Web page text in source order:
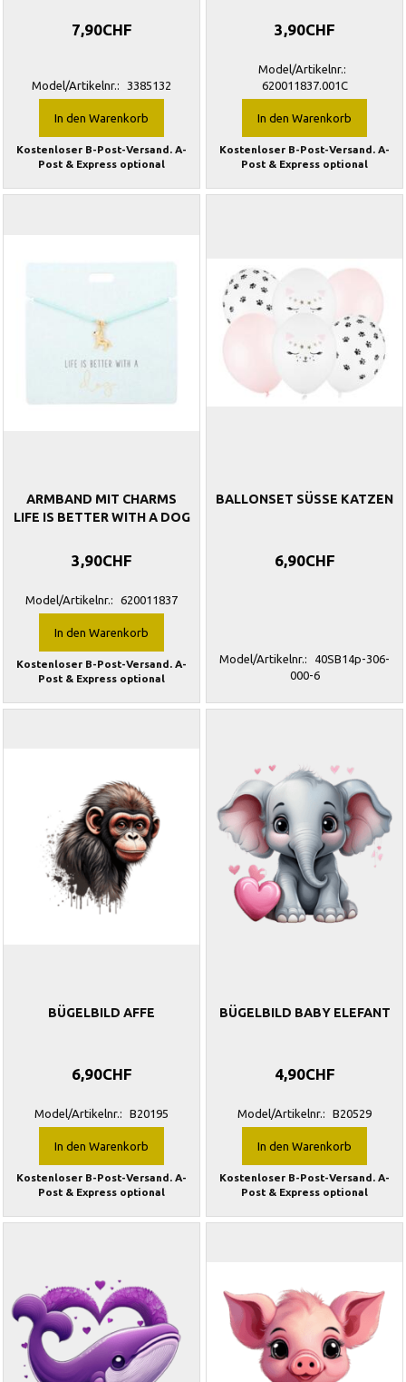
7,90CHF
Model/Artikelnr.: 3385132
In den Warenkorb
Kostenloser B-Post-Versand. A-
Post & Express optional
3,90CHF
Model/Artikelnr.:
620011837.001C
In den Warenkorb
Kostenloser B-Post-Versand. A-
Post & Express optional
ARMBAND MIT CHARMS
LIFE IS BETTER WITH A DOG
3,90CHF
Model/Artikelnr.: 620011837
In den Warenkorb
Kostenloser B-Post-Versand. A-
Post & Express optional
BALLONSET SÜSSE KATZEN
6,90CHF
Model/Artikelnr.:
40SB14p-306-
000-6
BÜGELBILD AFFE
6,90CHF
Model/Artikelnr.: B20195
In den Warenkorb
Kostenloser B-Post-Versand. A-
Post & Express optional
BÜGELBILD BABY ELEFANT
4,90CHF
Model/Artikelnr.: B20529
In den Warenkorb
Kostenloser B-Post-Versand. A-
Post & Express optional